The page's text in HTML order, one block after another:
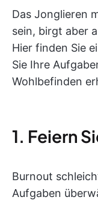
Das Jonglieren
sein, birgt aber
Hier finden Sie
Sie Ihre
Wohlbefinden
1. Feiern
Burnout
Aufgaben